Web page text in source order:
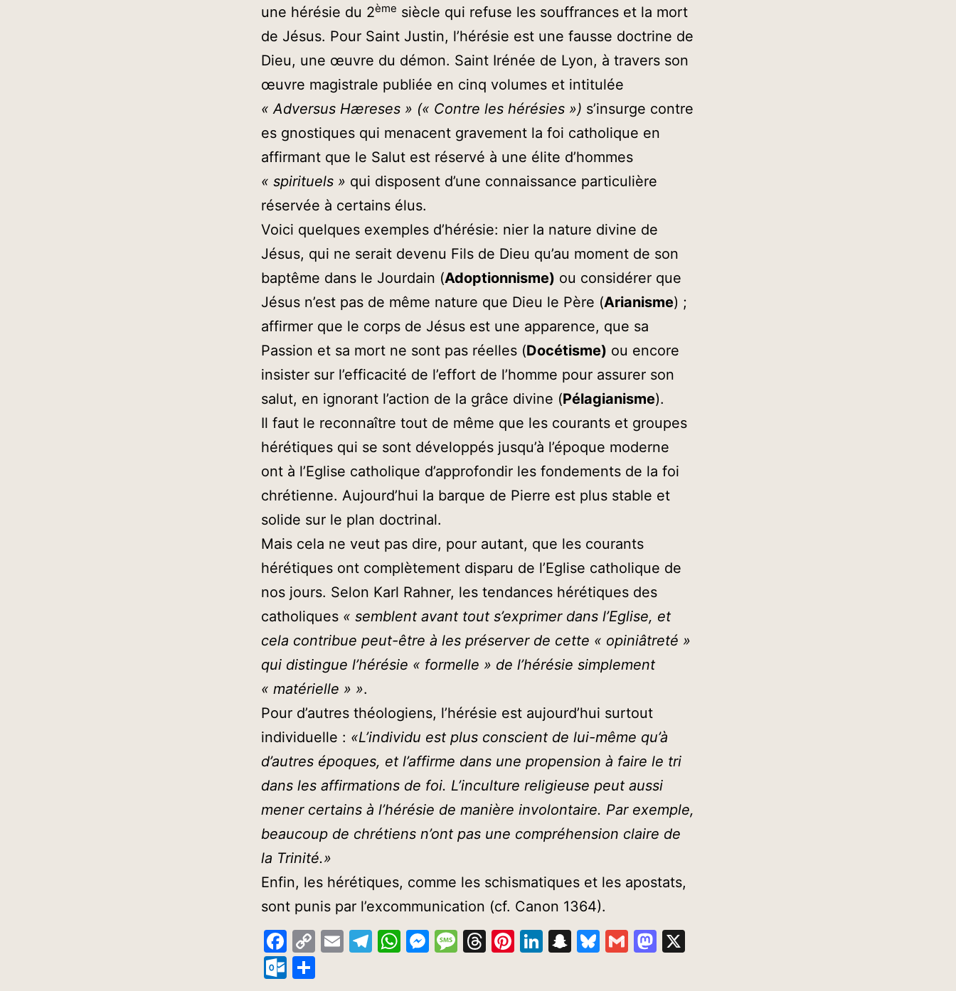
une hérésie du 2ème siècle qui refuse les souffrances et la mort
de Jésus. Pour Saint Justin, l’hérésie est une fausse doctrine de
Dieu, une œuvre du démon. Saint Irénée de Lyon, à travers son
œuvre magistrale publiée en cinq volumes et intitulée
«Adversus Hæreses » (« Contre les hérésies ») s’insurge contre
es gnostiques qui menacent gravement la foi catholique en
affirmant que le Salut est réservé à une élite d’hommes
« spirituels » qui disposent d’une connaissance particulière
réservée à certains élus.
Voici quelques exemples d’hérésie: nier la nature divine de
Jésus, qui ne serait devenu Fils de Dieu qu’au moment de son
baptême dans le Jourdain (Adoptionnisme) ou considérer que
Jésus n’est pas de même nature que Dieu le Père (Arianisme) ;
affirmer que le corps de Jésus est une apparence, que sa
Passion et sa mort ne sont pas réelles (Docétisme) ou encore
insister sur l’efficacité de l’effort de l’homme pour assurer son
salut, en ignorant l’action de la grâce divine (Pélagianisme).
Il faut le reconnaître tout de même que les courants et groupes
hérétiques qui se sont développés jusqu’à l’époque moderne
ont à l’Eglise catholique d’approfondir les fondements de la foi
chrétienne. Aujourd’hui la barque de Pierre est plus stable et
solide sur le plan doctrinal.
Mais cela ne veut pas dire, pour autant, que les courants
hérétiques ont complètement disparu de l’Eglise catholique de
nos jours. Selon Karl Rahner, les tendances hérétiques des
catholiques « semblent avant tout s’exprimer dans l’Eglise, et
cela contribue peut-être à les préserver de cette « opiniâtreté »
qui distingue l’hérésie « formelle » de l’hérésie simplement
« matérielle » ».
Pour d’autres théologiens, l’hérésie est aujourd’hui surtout
individuelle : «L’individu est plus conscient de lui-même qu’à
d’autres époques, et l’affirme dans une propension à faire le tri
dans les affirmations de foi. L’inculture religieuse peut aussi
mener certains à l’hérésie de manière involontaire. Par exemple,
beaucoup de chrétiens n’ont pas une compréhension claire de
la Trinité.»
Enfin, les hérétiques, comme les schismatiques et les apostats,
sont punis par l’excommunication (cf. Canon 1364).
Facebook
CopyEmailTelegram
WhatsApp
Messenger
Message
Threads
Pinterest
LinkedIn
Snapchat
Bluesky
GmailMastodon
Outlook.com